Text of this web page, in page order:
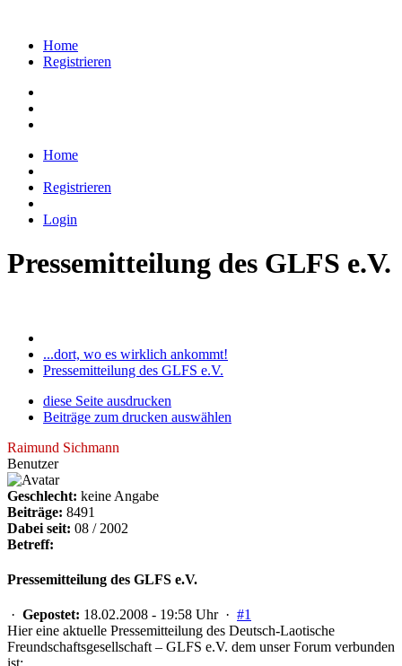
Home
Registrieren
Home
Registrieren
Login
Pressemitteilung des GLFS e.V.
...dort, wo es wirklich ankommt!
Pressemitteilung des GLFS e.V.
diese Seite ausdrucken
Beiträge zum drucken auswählen
Raimund Sichmann
Benutzer
Geschlecht: keine Angabe
Beiträge: 8491
Dabei seit: 08 / 2002
Betreff:
Pressemitteilung des GLFS e.V.
· Gepostet: 18.02.2008 - 19:58 Uhr · #1
Hier eine aktuelle Pressemitteilung des Deutsch-Laotische
Freundschaftsgesellschaft – GLFS e.V. dem unser Forum verbunden